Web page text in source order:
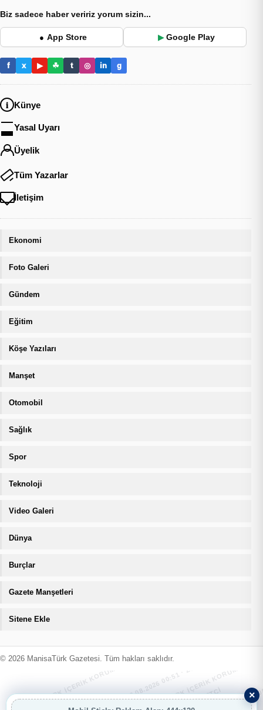
Biz sadece haber veririz yorum sizin...
● App Store ▶ Google Play
f x ▶ ☘ t ◎ in g
Künye
Yasal Uyarı
Üyelik
Tüm Yazarlar
İletişim
Ekonomi
Foto Galeri
Gündem
Eğitim
Köşe Yazıları
Manşet
Otomobil
Sağlık
Spor
Teknoloji
Video Galeri
Dünya
Burçlar
Gazete Manşetleri
Sitene Ekle
© 2026 ManisaTürk Gazetesi. Tüm hakları saklıdır.
×
MANİSATÜRK İÇERİK KORUMA · 08.08.2026 00:51 · ZIYARETÇI
MANİSATÜRK İÇERİK KORUMA